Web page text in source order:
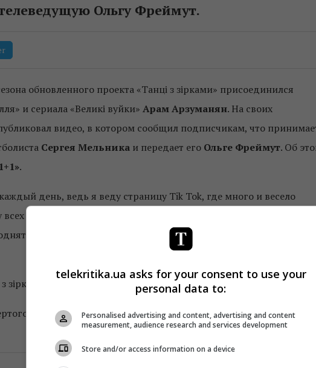
Ольгу Фреймут.
обновленного проекта «Танці з зірками» присоединился
и сериала «Великі вуйки» Арам Арзуманян. На своих
видео, в котором сообщил подписчикам, что
Сергея Мельника и передает его Ольге Фреймут. Об
.
день, ведь я веду страницу Tik Tok, где много и весело
остальных, но я кайфую от них. Принимая участие в проекте
настроение зрителям, но и приятно удивить их!» —
зірками» состоится этой осенью на «1+1».
сезона проектаприсоединился футболист Сергей
telekritika.ua asks for your consent to use your
personal data to:
Personalised advertising and content, advertising and content
measurement, audience research and services development
Store and/or access information on a device